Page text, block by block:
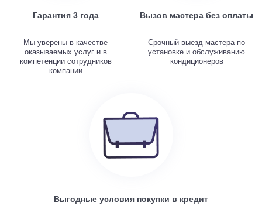
Гарантия 3 года
Мы уверены в качестве
оказываемых услуг и в
компетенции сотрудников
компании
Вызов мастера без оплаты
Срочный выезд мастера по
установке и обслуживанию
кондиционеров
Выгодные условия покупки в кредит